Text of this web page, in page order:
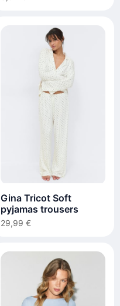
Gina Tricot Soft
pyjamas trousers
29,99 €